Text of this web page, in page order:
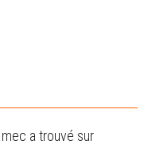
a trouvé sur